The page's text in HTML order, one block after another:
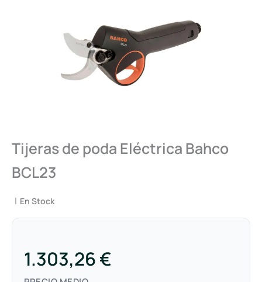
Tijeras de poda Eléctrica Bahco
BCL23
| En Stock
1.303,26 €